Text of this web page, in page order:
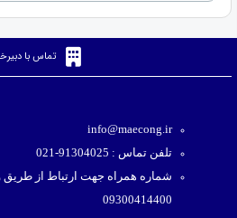
تماس با
info@maecong.ir
تلفن تماس : 91304025-021
شماره همراه جهت ارتباط از طریق
09300414400